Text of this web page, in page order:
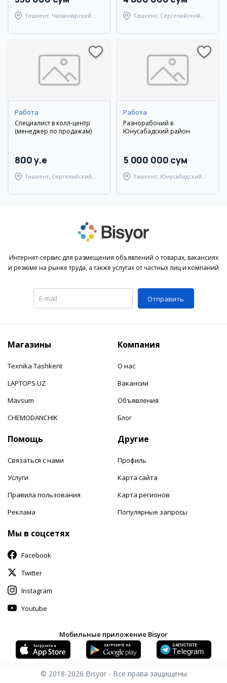
Ташкент, Чиланзарский
Ташкент, Сергелийский
Работа
Специалист в колл-центр
(менеджер по продажам)
800 y.e
Ташкент, Сергелийский
Работа
Разнорабочий в
Юнусабадский район
5 000 000 сум
Ташкент, Юнусабадский
Интернет-сервис для размещения объявлений о товарах, вакансиях
и резюме на рынке труда, а также услугах от частных лиц и компаний
Отправить
Магазины
Texnika Tashkent
LAPTOPS.UZ
Mavsum
CHEMODANCHIK
Компания
О нас
Вакансии
Объявления
Блог
Помощь
Связаться с нами
Услуги
Правила пользования
Реклама
Другие
Профиль
Карта сайта
Карта регионов
Популярные запросы
Мы в соцсетях
Facebook
Twitter
Instagram
Youtube
Мобильные приложение Bisyor
© 2018-2026 Bisyor - Все права защищены